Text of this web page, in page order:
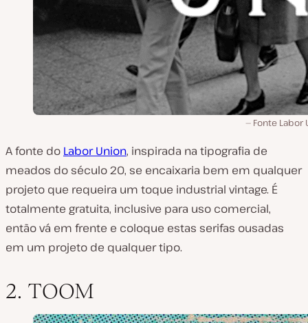
Fonte Labor
A fonte do Labor Union, inspirada na tipografia de
meados do século 20, se encaixaria bem em qualquer
projeto que requeira um toque industrial vintage. É
totalmente gratuita, inclusive para uso comercial,
então vá em frente e coloque estas serifas ousadas
em um projeto de qualquer tipo.
2. TOOM